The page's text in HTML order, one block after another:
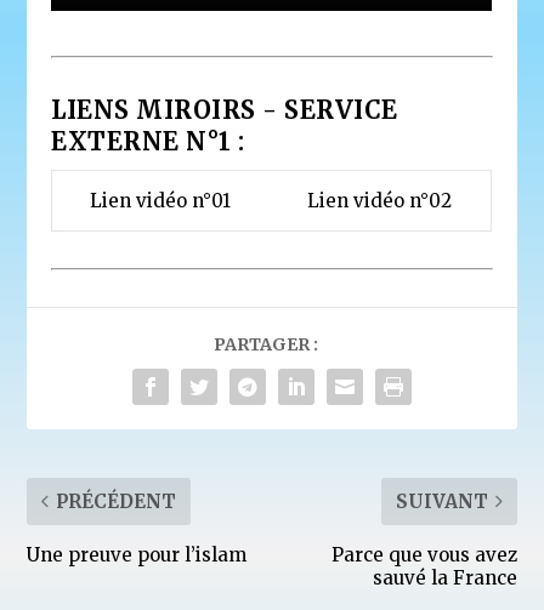
LIENS MIROIRS - SERVICE
EXTERNE N°1 :
Lien vidéo n°01 Lien vidéo n°02
PARTAGER :
PRÉCÉDENT
Une preuve pour l’islam
SUIVANT
Parce que vous avez
sauvé la France